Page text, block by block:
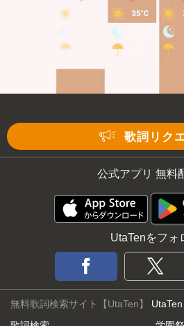
歌詞リク
公式アプリ 無料
UtaTenをフォ
無料歌詞検索サイト【UtaTen】